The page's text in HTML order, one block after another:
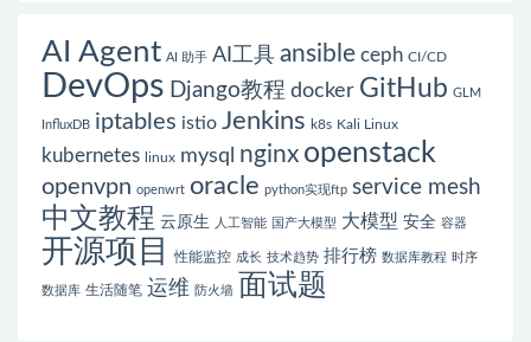
AI Agent AI 助手 AI工具 ansible ceph CI/CD
DevOps Django教程 docker GitHub GLM
InfluxDB iptables istio Jenkins k8s Kali Linux
kubernetes linux mysql nginx openstack
openvpn openwrt oracle python实现ftp service mesh
中文教程 云原生 人工智能 国产大模型 大模型 安全 容器
开源项目 性能监控 成长 技术趋势 排行榜 数据库教程 时序
数据库 生活随笔 运维 防火墙 面试题